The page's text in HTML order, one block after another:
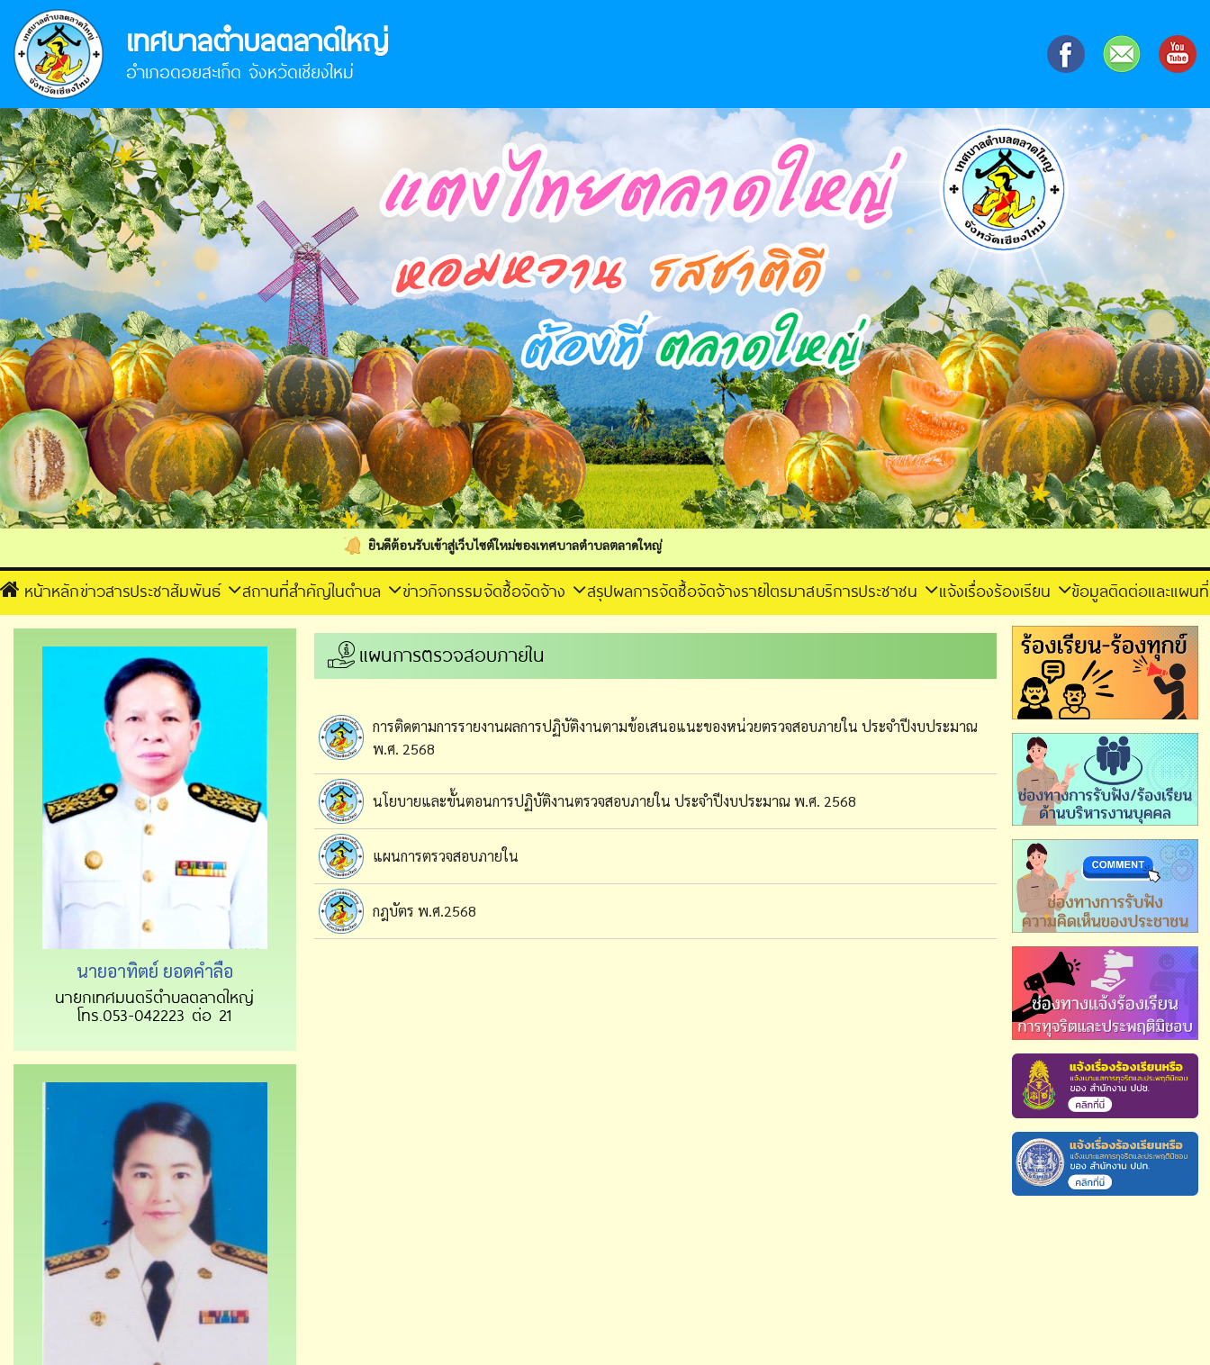
เทศบาลตำบลตลาดใหญ่
อำเภอดอยสะเก็ด จังหวัดเชียงใหม่
ยินดีต้อนรับเข้าสู่เว็บไซต์ใหม่ของเทศบาลตำบลตลาดใหญ่
หน้าหลักข่าวสารประชาสัมพันธ์ สถานที่สำคัญในตำบล ข่าวกิจกรรมจัดซื้อจัดจ้าง สรุปผลการจัดซื้อจัดจ้างรายไตรมาสบริการประชาชน แจ้งเรื่องร้องเรียน ข้อมูลติดต่อและแผนที่
นายอาทิตย์ ยอดคำลือ
นายกเทศมนตรีตำบลตลาดใหญ่
โทร.053-042223 ต่อ 21
แผนการตรวจสอบภายใน
การติดตามการรายงานผลการปฏิบัติงานตามข้อเสนอแนะของหน่วยตรวจสอบภายใน ประจำปีงบประมาณ
พ.ศ. 2568
นโยบายและขั้นตอนการปฏิบัติงานตรวจสอบภายใน ประจำปีงบประมาณ พ.ศ. 2568
แผนการตรวจสอบภายใน
กฎบัตร พ.ศ.2568